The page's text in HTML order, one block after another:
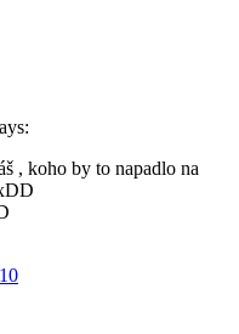
, koho by to napadlo na